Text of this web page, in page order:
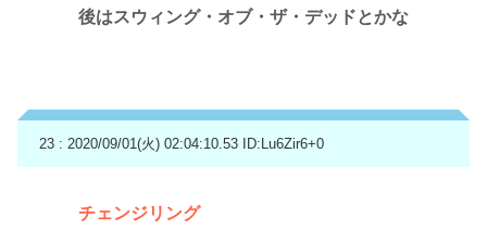
後はスウィング・オブ・ザ・デッドとかな
23 : 2020/09/01(火) 02:04:10.53 ID:Lu6Zir6+0
チェンジリング